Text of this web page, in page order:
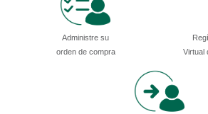
Administre su
orden de compra
Virtual